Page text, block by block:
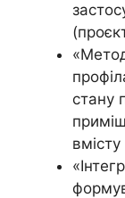
стану